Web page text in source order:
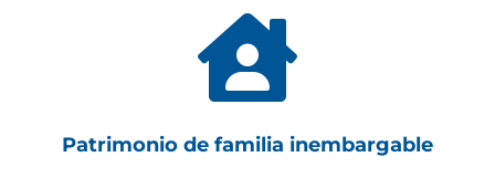

Patrimonio de familia inembargable